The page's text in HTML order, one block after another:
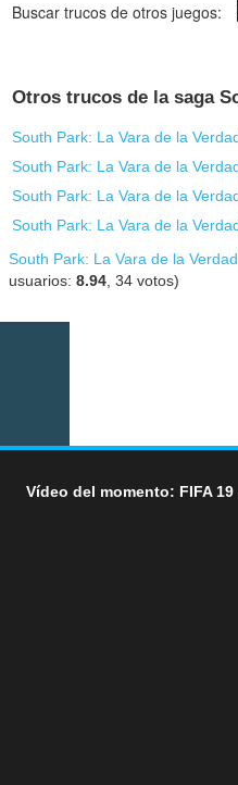
Buscar trucos de otros juegos:
Otros trucos de la saga
South Park: La Vara de la
South Park: La Vara de la
South Park: La Vara de la
South Park: La Vara de la
South Park: La Vara de la
usuarios:8.94 ,34 votos)
Vídeo del momento: FIFA